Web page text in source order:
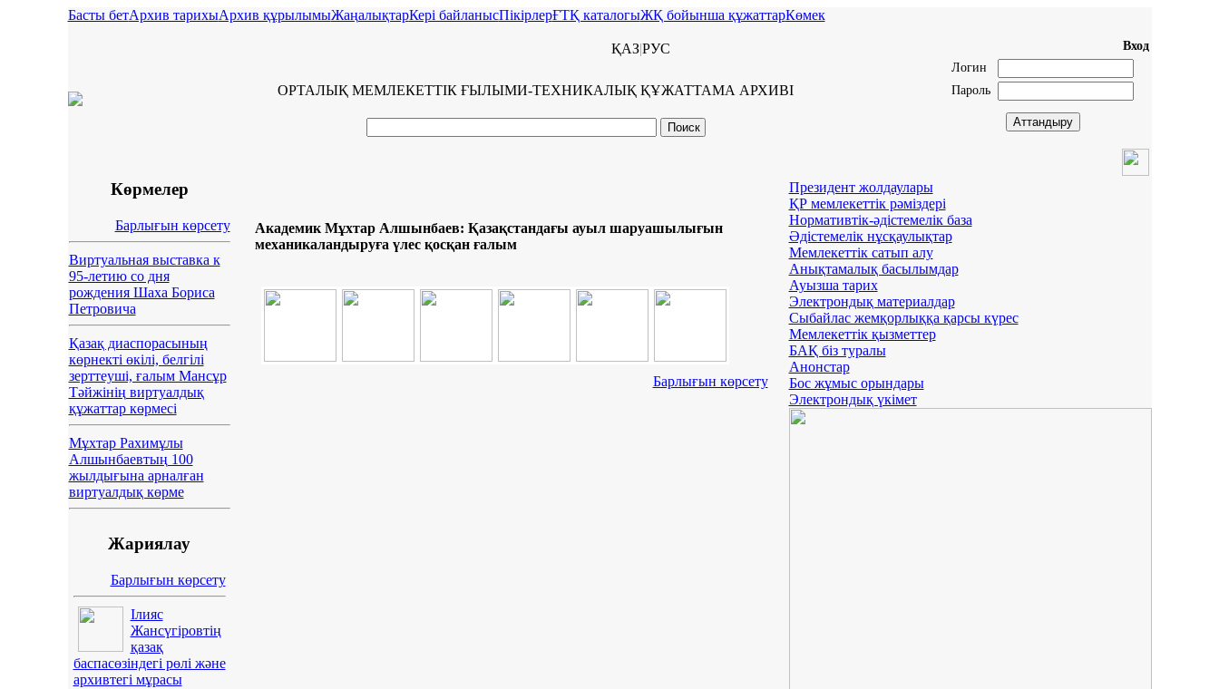
Басты бетАрхив тарихыАрхив құрылымыЖаңалықтарКерi байланысПікірлерҒТҚ каталогыЖҚ бойынша құжаттарКөмек
ҚАЗ|РУС
Вход
Логин
Пароль
ОРТАЛЫҚ МЕМЛЕКЕТТІК ҒЫЛЫМИ-ТЕХНИКАЛЫҚ ҚҰЖАТТАМА АРХИВI
Көрмелер
Барлығын көрсету
Виртуальная выставка к
95-летию со дня
рождения Шаха Бориса
Петровича
Қазақ диаспорасының
көрнекті өкілі, белгілі
зерттеуші, ғалым Мансұр
Тәйжінің виртуалдық
құжаттар көрмесі
Мұхтар Рахимұлы
Алшынбаевтың 100
жылдығына арналған
виртуалдық көрме
Жариялау
Барлығын көрсету
Ілияс
Жансүгіровтің
қазақ
баспасөзіндегі рөлі және
архивтегі мұрасы
Академик Мұхтар Алшынбаев: Қазақстандағы ауыл шаруашылығын
механикаландыруға үлес қосқан ғалым
Барлығын көрсету
Президент жолдаулары
ҚР мемлекеттік рәміздері
Нормативтік-әдістемелік база
Әдістемелік нұсқаулықтар
Мемлекеттік сатып алу
Анықтамалық басылымдар
Ауызша тарих
Электрондық материалдар
Сыбайлас жемқорлыққа қарсы күрес
Мемлекеттік қызметтер
БАҚ біз туралы
Анонстар
Бос жұмыс орындары
Электрондық үкімет